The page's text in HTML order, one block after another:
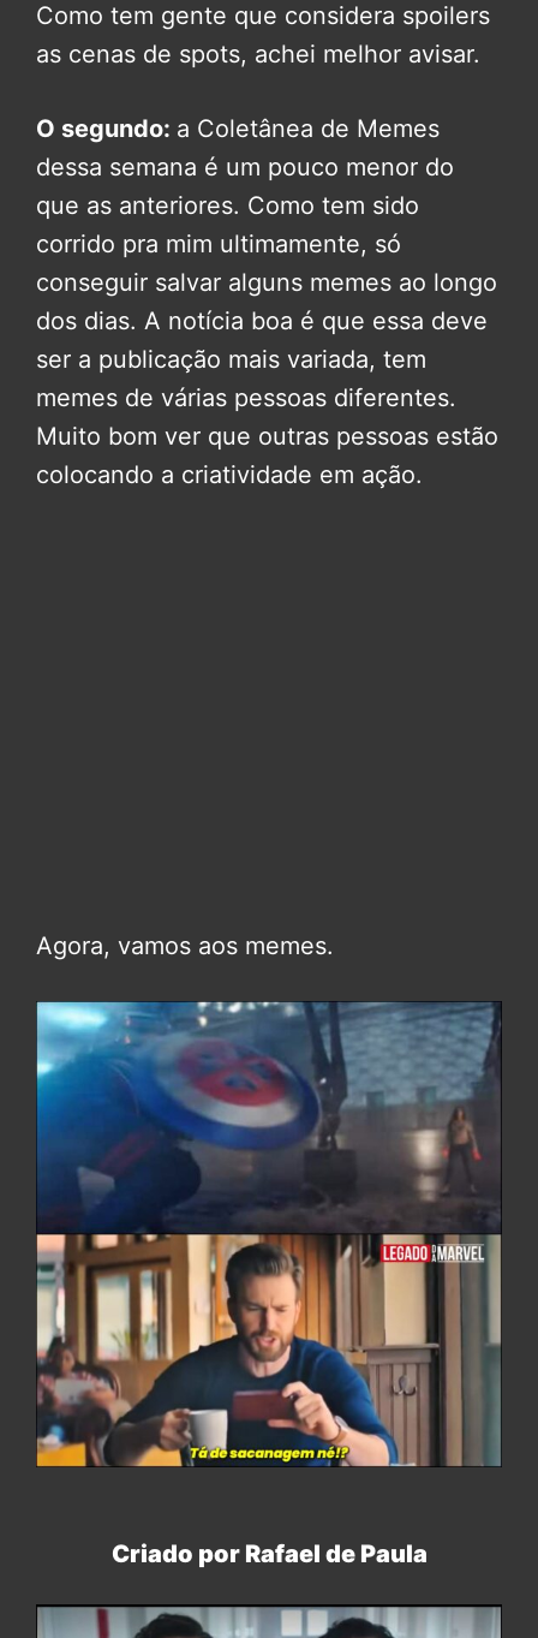
Como tem gente que considera spoilers
as cenas de spots, achei melhor avisar.
O segundo: a Coletânea de Memes
dessa semana é um pouco menor do
que as anteriores. Como tem sido
corrido pra mim ultimamente, só
conseguir salvar alguns memes ao longo
dos dias. A notícia boa é que essa deve
ser a publicação mais variada, tem
memes de várias pessoas diferentes.
Muito bom ver que outras pessoas estão
colocando a criatividade em ação.
Agora, vamos aos memes.
Criado por Rafael de Paula